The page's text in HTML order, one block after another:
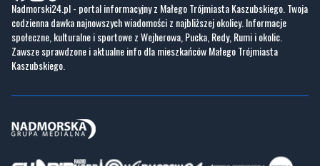
Nadmorski24.pl - portal informacyjny z Małego Trójmiasta Kaszubskiego. Twoja
codzienna dawka najnowszych wiadomości z najbliższej okolicy. Informacje
społeczne, kulturalne i sportowe z Wejherowa, Pucka, Redy, Rumi i okolic.
Zawsze sprawdzone i aktualne info dla mieszkańców Małego Trójmiasta
Kaszubskiego.